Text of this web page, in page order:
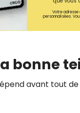
Votre adresse
personnalisées.
bonne
avant tout de